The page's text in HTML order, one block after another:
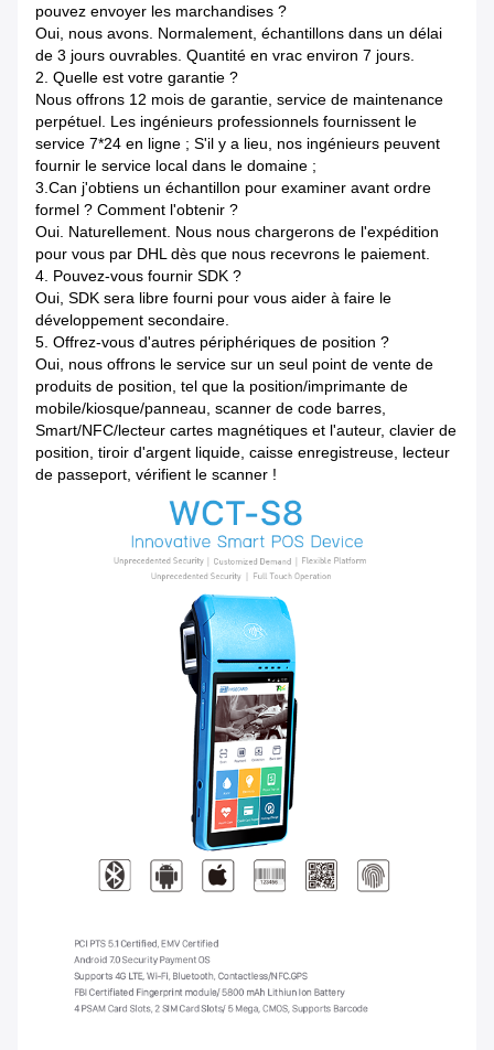
pouvez envoyer les marchandises ?
Oui, nous avons. Normalement, échantillons dans un délai
de 3 jours ouvrables. Quantité en vrac environ 7 jours.
2. Quelle est votre garantie ?
Nous offrons 12 mois de garantie, service de maintenance
perpétuel. Les ingénieurs professionnels fournissent le
service 7*24 en ligne ; S'il y a lieu, nos ingénieurs peuvent
fournir le service local dans le domaine ;
3.Can j'obtiens un échantillon pour examiner avant ordre
formel ? Comment l'obtenir ?
Oui. Naturellement. Nous nous chargerons de l'expédition
pour vous par DHL dès que nous recevrons le paiement.
4. Pouvez-vous fournir SDK ?
Oui, SDK sera libre fourni pour vous aider à faire le
développement secondaire.
5. Offrez-vous d'autres périphériques de position ?
Oui, nous offrons le service sur un seul point de vente de
produits de position, tel que la position/imprimante de
mobile/kiosque/panneau, scanner de code barres,
Smart/NFC/lecteur cartes magnétiques et l'auteur, clavier de
position, tiroir d'argent liquide, caisse enregistreuse, lecteur
de passeport, vérifient le scanner !